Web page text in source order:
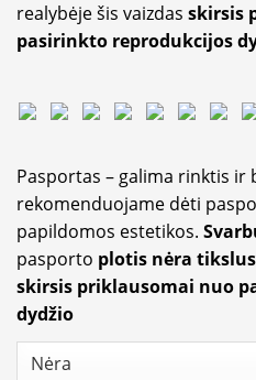
realybėje šis vaizdas skirsis
pasirinkto reprodukcijos
Pasportas – galima rinktis ir
rekomenduojame dėti
papildomos estetikos.
pasporto plotis nėra tikslus
skirsis priklausomai nuo
dydžio